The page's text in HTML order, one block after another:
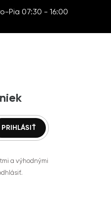
Pia 07:30 - 16:00
a výhodnými